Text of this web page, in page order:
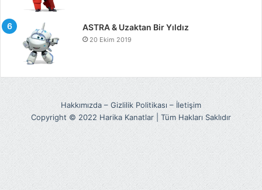
ASTRA & Uzaktan Bir Yıldız
20 Ekim 2019
Hakkımızda – Gizlilik Politikası – İletişim
Copyright © 2022 Harika Kanatlar | Tüm Hakları Saklıdır